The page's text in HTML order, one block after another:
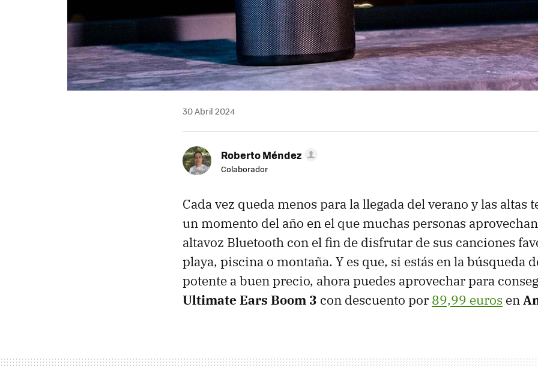
30 Abril 2024
Roberto Méndez
Colaborador
Cada vez queda menos para la llegada del verano y las altas
un momento del año en el que muchas personas
altavoz Bluetooth con el fin de disfrutar de sus canciones
playa, piscina o montaña. Y es que, si estás en la búsqueda
potente a buen precio, ahora puedes aprovechar para
Ultimate Ears Boom 3 con descuento por 89,99 euros en